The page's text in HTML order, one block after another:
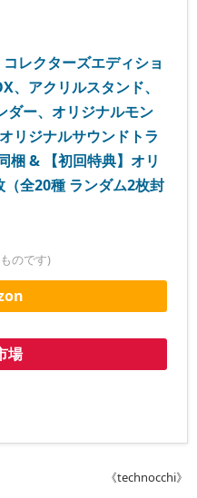
レクターズエディショ
アクリルスタンド、
ダー、オリジナルモン
リジナルサウンドトラ
梱 & 【初回特典】オリ
全20種 ランダム2枚封
のです)
場
《technocchi》